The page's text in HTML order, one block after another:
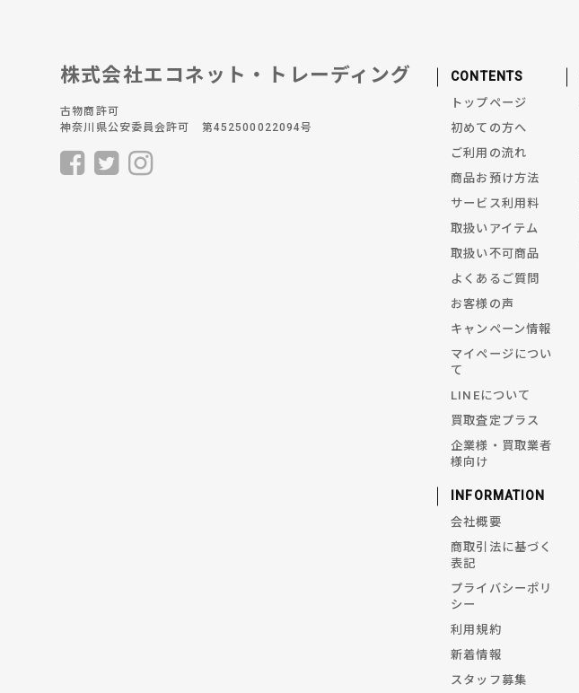
株式会社エコネット・トレーディング
古物商許可
神奈川県公安委員会許可 第452500022094号
CONTENTS
トップページ
初めての方へ
ご利用の流れ
商品お預け方法
サービス利用料
取扱いアイテム
取扱い不可商品
よくあるご質問
お客様の声
キャンペーン情報
マイページについ
て
LINEについて
買取査定プラス
企業様・買取業者
様向け
INFORMATION
会社概要
商取引法に基づく
表記
プライバシーポリ
シー
利用規約
新着情報
スタッフ募集